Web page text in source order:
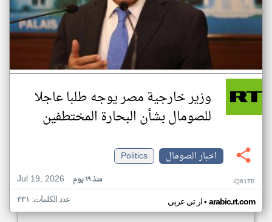
وزير خارجية مصر يوجه طلبا عاجلا
للصومال بشأن البحارة المختطفين
اخبار الصومال
Politics
Jul 19, 2026
منذ ١٩ يوم IQ61TB
ار تي عربي• arabic.rt.com عدد الكلمات: ٣٣١